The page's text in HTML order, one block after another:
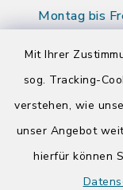
Mit Ihrer
sog. Tracking-
verstehen, wie
unser Angebot
hierfür können
Montag bis
Donnerstag
14:00-17:00